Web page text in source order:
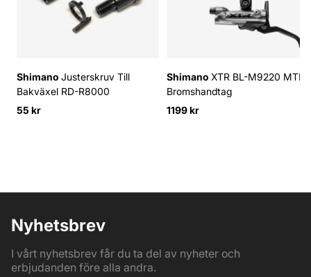
Shimano Justerskruv Till
Bakväxel RD-R8000
55 kr
Shimano XTR BL-M9220 MTB
Bromshandtag
1199 kr
Nyhetsbrev
I vårt nyhetsbrev får du ta del av nyheter och
erbjudanden före alla andra.